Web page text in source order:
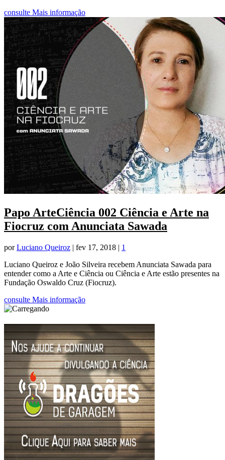
consulte Mais informação
Papo ArteCiência 002 Ciência e Arte na
Fiocruz com Anunciata Sawada
porLuciano Queiroz | fev 17, 2018 | 1
Luciano Queiroz e João Silveira recebem Anunciata Sawada para
entender como a Arte e Ciência ou Ciência e Arte estão presentes na
Fundação Oswaldo Cruz (Fiocruz).
consulte Mais informação